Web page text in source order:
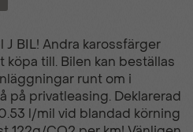
Automatisk
aircondition
J BIL! Andra karossfärger
till. Bilen kan beställas
runt om i
på privatleasing. Deklarerad
l/mil vid blandad körning